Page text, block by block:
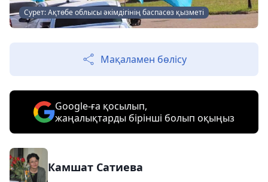
Сурет: Ақтөбе облысы әкімдігінің баспасөз қызметі
Мақаламен бөлісу
Google-ға қосылып,
жаңалықтарды бірінші болып оқыңыз
Камшат Сатиева